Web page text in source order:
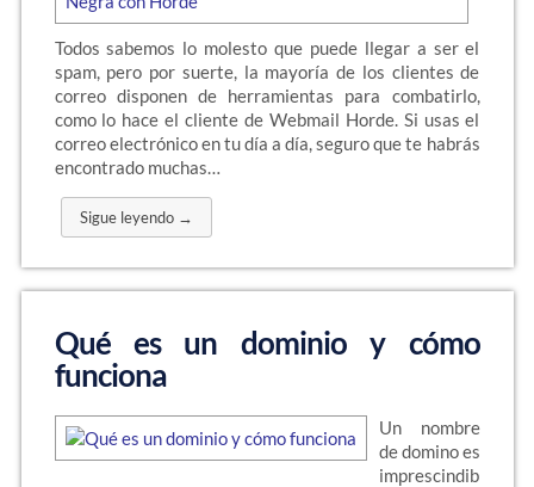
Todos sabemos lo molesto que puede llegar a ser el
spam, pero por suerte, la mayoría de los clientes de
correo disponen de herramientas para combatirlo,
como lo hace el cliente de Webmail Horde. Si usas el
correo electrónico en tu día a día, seguro que te habrás
encontrado muchas…
Sigue leyendo →
Qué es un dominio y cómo
funciona
Un nombre
de domino es
imprescindib